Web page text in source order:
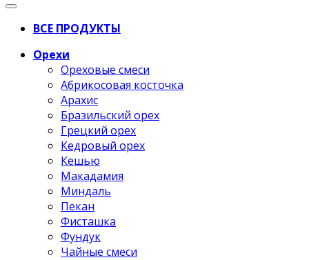
ВСЕ ПРОДУКТЫ
Орехи
Ореховые смеси
Абрикосовая косточка
Арахис
Бразильский орех
Грецкий орех
Кедровый орех
Кешью
Макадамия
Миндаль
Пекан
Фисташка
Фундук
Чайные смеси